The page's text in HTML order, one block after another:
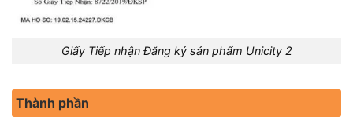
Giấy Tiếp nhận Đăng ký sản phẩm Unicity 2
Thành phần